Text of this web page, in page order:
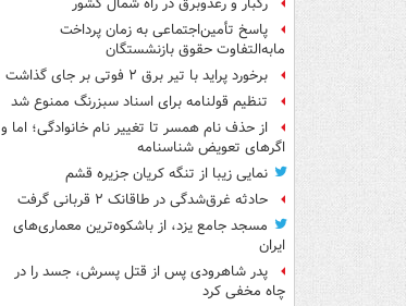
رگبار و رعدوبرق در راه شمال کشور
پاسخ تأمین‌اجتماعی به زمان پرداخت
مابه‌التفاوت حقوق بازنشستگان
برخورد پراید با تیر برق ۲ فوتی بر جای گذاشت
تنظیم قولنامه برای اسناد سبزرنگ ممنوع شد
از حذف نام همسر تا تغییر نام خانوادگی؛ اما و
اگرهای تعویض شناسنامه
نمایی زیبا از تنگه کریان جزیره قشم
حادثه غرق‌شدگی در طاقانک ۲ قربانی گرفت
مسجد جامع یزد، از باشکوه‌ترین معماری‌های
ایران
پدر شاهرودی پس از قتل پسرش، جسد را در
چاه مخفی کرد